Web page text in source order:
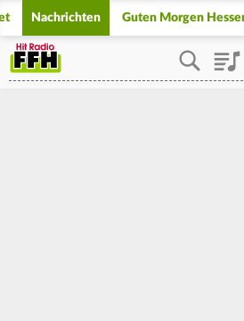
Nachrichten Guten Morgen